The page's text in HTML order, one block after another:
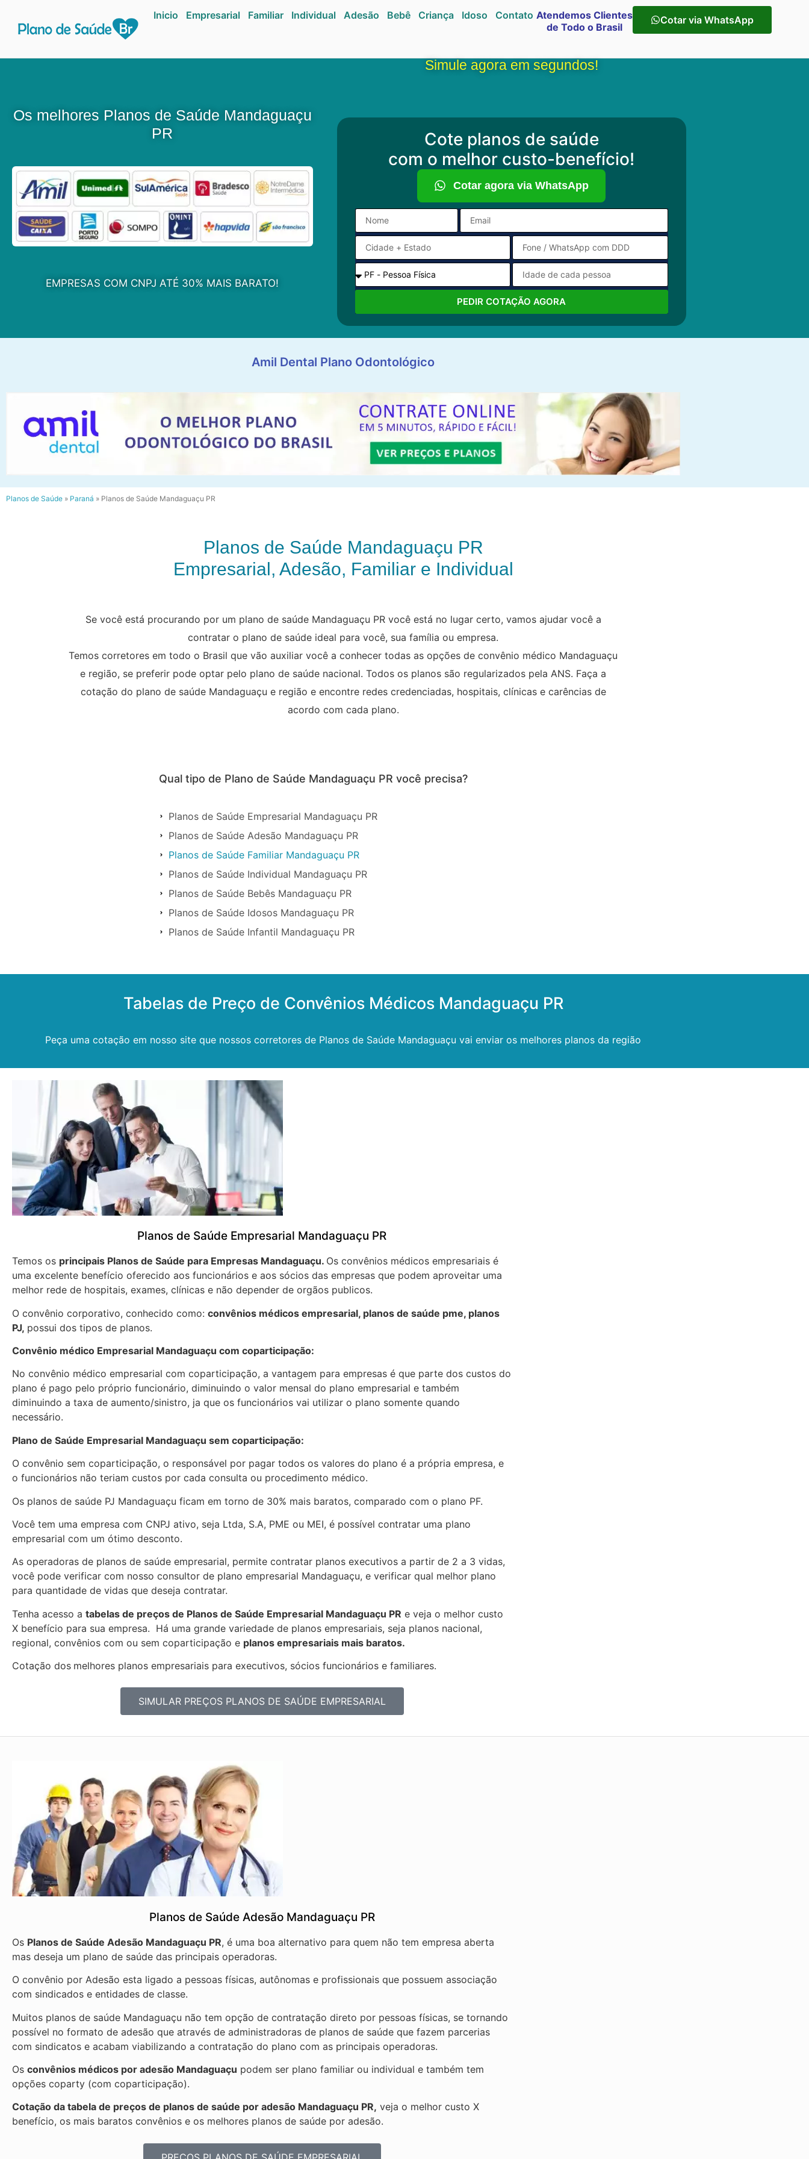
Inicio Empresarial Familiar Individual Adesão Bebê Criança Idoso Contato Atendemos Clientes
de Todo o Brasil
Cotar via WhatsApp
Os melhores Planos de Saúde Mandaguaçu
PR
EMPRESAS COM CNPJ ATÉ 30% MAIS BARATO!
Simule agora em segundos!
Cote planos de saúde
com o melhor custo-benefício!
Cotar agora via WhatsApp
PEDIR COTAÇÃO AGORA
Amil Dental Plano Odontológico
Planos de Saúde » Paraná » Planos de Saúde Mandaguaçu PR
Planos de Saúde Mandaguaçu PR
Empresarial, Adesão, Familiar e Individual
Se você está procurando por um plano de saúde Mandaguaçu PR você está no lugar certo, vamos ajudar você a
contratar o plano de saúde ideal para você, sua família ou empresa.
Temos corretores em todo o Brasil que vão auxiliar você a conhecer todas as opções de convênio médico Mandaguaçu
e região, se preferir pode optar pelo plano de saúde nacional. Todos os planos são regularizados pela ANS. Faça a
cotação do plano de saúde Mandaguaçu e região e encontre redes credenciadas, hospitais, clínicas e carências de
acordo com cada plano.
Qual tipo de Plano de Saúde Mandaguaçu PR você precisa?
Planos de Saúde Empresarial Mandaguaçu PR
Planos de Saúde Adesão Mandaguaçu PR
Planos de Saúde Familiar Mandaguaçu PR
Planos de Saúde Individual Mandaguaçu PR
Planos de Saúde Bebês Mandaguaçu PR
Planos de Saúde Idosos Mandaguaçu PR
Planos de Saúde Infantil Mandaguaçu PR
Tabelas de Preço de Convênios Médicos Mandaguaçu PR
Peça uma cotação em nosso site que nossos corretores de Planos de Saúde Mandaguaçu vai enviar os melhores planos da região
Planos de Saúde Empresarial Mandaguaçu PR
Temos os principais Planos de Saúde para Empresas Mandaguaçu. Os convênios médicos empresariais é
uma excelente benefício oferecido aos funcionários e aos sócios das empresas que podem aproveitar uma
melhor rede de hospitais, exames, clínicas e não depender de orgãos publicos.
O convênio corporativo, conhecido como: convênios médicos empresarial, planos de saúde pme, planos
PJ, possui dos tipos de planos.
Convênio médico Empresarial Mandaguaçu com coparticipação:
No convênio médico empresarial com coparticipação, a vantagem para empresas é que parte dos custos do
plano é pago pelo próprio funcionário, diminuindo o valor mensal do plano empresarial e também
diminuindo a taxa de aumento/sinistro, ja que os funcionários vai utilizar o plano somente quando
necessário.
Plano de Saúde Empresarial Mandaguaçu sem coparticipação:
O convênio sem coparticipação, o responsável por pagar todos os valores do plano é a própria empresa, e
o funcionários não teriam custos por cada consulta ou procedimento médico.
Os planos de saúde PJ Mandaguaçu ficam em torno de 30% mais baratos, comparado com o plano PF.
Você tem uma empresa com CNPJ ativo, seja Ltda, S.A, PME ou MEI, é possível contratar uma plano
empresarial com um ótimo desconto.
As operadoras de planos de saúde empresarial, permite contratar planos executivos a partir de 2 a 3 vidas,
você pode verificar com nosso consultor de plano empresarial Mandaguaçu, e verificar qual melhor plano
para quantidade de vidas que deseja contratar.
Tenha acesso a tabelas de preços de Planos de Saúde Empresarial Mandaguaçu PR e veja o melhor custo
X benefício para sua empresa. Há uma grande variedade de planos empresariais, seja planos nacional,
regional, convênios com ou sem coparticipação e planos empresariais mais baratos.
Cotação dos melhores planos empresariais para executivos, sócios funcionários e familiares.
SIMULAR PREÇOS PLANOS DE SAÚDE EMPRESARIAL
Planos de Saúde Adesão Mandaguaçu PR
Os Planos de Saúde Adesão Mandaguaçu PR, é uma boa alternativo para quem não tem empresa aberta
mas deseja um plano de saúde das principais operadoras.
O convênio por Adesão esta ligado a pessoas físicas, autônomas e profissionais que possuem associação
com sindicados e entidades de classe.
Muitos planos de saúde Mandaguaçu não tem opção de contratação direto por pessoas físicas, se tornando
possível no formato de adesão que através de administradoras de planos de saúde que fazem parcerias
com sindicatos e acabam viabilizando a contratação do plano com as principais operadoras.
Os convênios médicos por adesão Mandaguaçu podem ser plano familiar ou individual e também tem
opções coparty (com coparticipação).
Cotação da tabela de preços de planos de saúde por adesão Mandaguaçu PR, veja o melhor custo X
benefício, os mais baratos convênios e os melhores planos de saúde por adesão.